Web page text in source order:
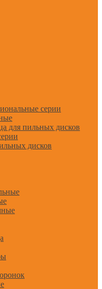
серии
для пильных дисков
дисков